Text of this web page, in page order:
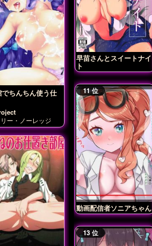
でちんちん使う仕
ー・ノーレッジ
早苗さんとスイートナイ
ト
動画配信者ソニアちゃん